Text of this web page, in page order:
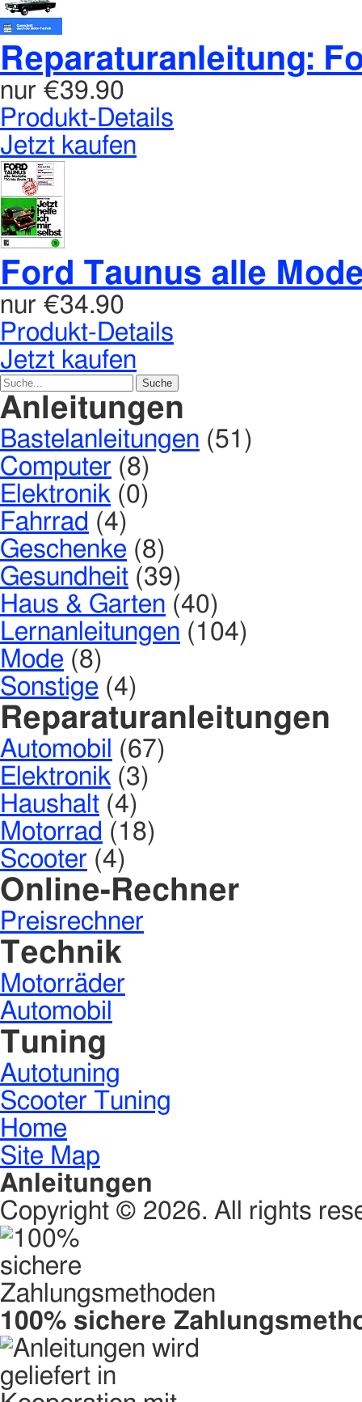
Reparaturanleitung:
nur €39.90
Produkt-Details
Jetzt kaufen
Ford Taunus alle
nur €34.90
Produkt-Details
Jetzt kaufen
Anleitungen
Bastelanleitungen (51)
Computer (8)
Elektronik (0)
Fahrrad (4)
Geschenke (8)
Gesundheit (39)
Haus & Garten (40)
Lernanleitungen (104)
Mode (8)
Sonstige (4)
Reparaturanleitungen
Automobil
(67)
Elektronik (3)
Haushalt (4)
Motorrad (18)
Scooter (4)
Online-Rechner
Preisrechner
Technik
Motorräder
Automobil
Tuning
Autotuning
Scooter Tuning
Home
Site Map
Anleitungen
Copyright © 2026. All rights
100% sichere